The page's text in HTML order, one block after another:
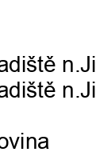
tě